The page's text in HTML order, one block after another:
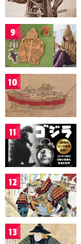
9
10
11
12
13